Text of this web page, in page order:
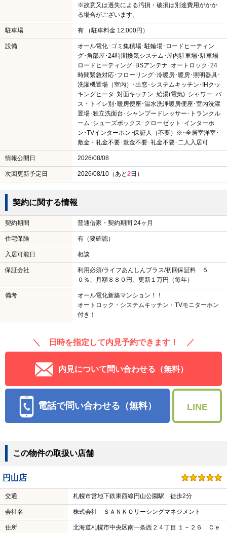
※故意又は過失による汚損・破損は別途費用がかか
る場合がございます。
駐車場 有 （駐車料金 12,000円）
設備
オール電化･ゴミ集積場･駐輪場･ロードヒーティン
グ･角部屋･24時間換気システム･屋内駐車場･駐車場
ロードヒーティング･BSアンテナ･オートロック･24
時間緊急対応･フローリング･冷暖房･暖房･照明器具･
洗濯機置場（室内）･出窓･システムキッチン･IHクッ
キングヒータ･対面キッチン･給湯(電気)･シャワー･バ
ス・トイレ別･暖房便座･温水洗浄暖房便座･室内洗濯
置場･独立洗面台･シャンプードレッサー･トランクル
ーム･シューズボックス･クローゼット･インターホ
ン･TVインターホン･保証人（不要）※･全居室洋室･
敷金・礼金不要･敷金不要･礼金不要･二人入居可
情報公開日 2026/08/08
次回更新予定日 2026/08/10（あと2日）
契約に関する情報
契約期間 普通借家・契約期間 24ヶ月
住宅保険 有（要確認）
入居可能日 相談
保証会社
利用必須/ライフあんしんプラス/初回保証料 ５
０％、月額８８０円、更新１万円（毎年）
備考
オール電化新築マンション！！
オートロック・システムキッチン・TVモニターホン
付き！
＼ 日時を指定して内見予約できます！ ／
内見について問い合わせる（無料）
電話で問い合わせる（無料） LINE
この物件の取扱い店舗
円山店
交通 札幌市営地下鉄東西線円山公園駅 徒歩2分
会社名 株式会社 ＳＡＮＫＯリーシングマネジメント
住所 北海道札幌市中央区南一条西２４丁目 １－２６ Ｃｅ